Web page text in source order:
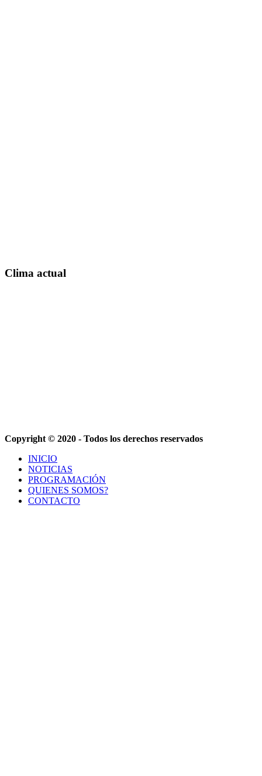
Clima actual
Copyright © 2020 - Todos los derechos reservados
INICIO
NOTICIAS
PROGRAMACIÓN
QUIENES SOMOS?
CONTACTO